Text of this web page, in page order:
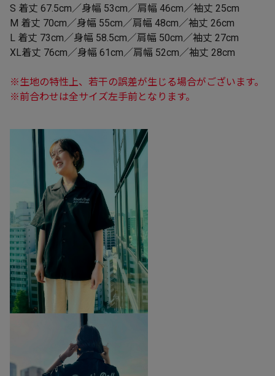
S 着丈 67.5cm／身幅 53cm／肩幅 46cm／袖丈 25cm
M 着丈 70cm／身幅 55cm／肩幅 48cm／袖丈 26cm
L 着丈 73cm／身幅 58.5cm／肩幅 50cm／袖丈 27cm
XL着丈 76cm／身幅 61cm／肩幅 52cm／袖丈 28cm
※生地の特性上、若干の誤差が生じる場合がございます。
※前合わせは全サイズ左手前となります。